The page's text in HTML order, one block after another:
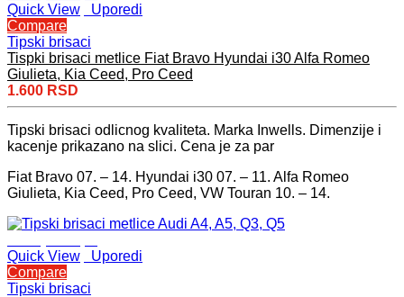
Quick View
Uporedi
Compare
Tipski brisaci
Tispki brisaci metlice Fiat Bravo Hyundai i30 Alfa Romeo
Giulieta, Kia Ceed, Pro Ceed
1.600 RSD
Tipski brisaci odlicnog kvaliteta. Marka Inwells. Dimenzije i
kacenje prikazano na slici. Cena je za par
Fiat Bravo 07. – 14. Hyundai i30 07. – 11. Alfa Romeo
Giulieta, Kia Ceed, Pro Ceed, VW Touran 10. – 14.
Quick View
Uporedi
Compare
Tipski brisaci